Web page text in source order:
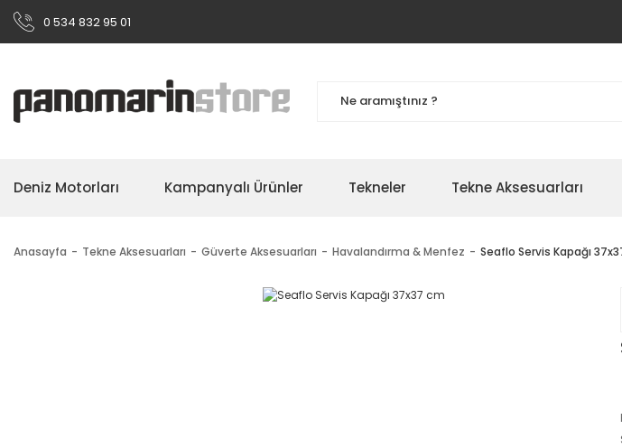
0 534 832 95 01
Deniz Motorları Kampanyalı Ürünler Tekneler Tekne Aksesuarları
Anasayfa Tekne Aksesuarları Güverte Aksesuarları Havalandırma & Menfez Seaflo Servis Kapağı